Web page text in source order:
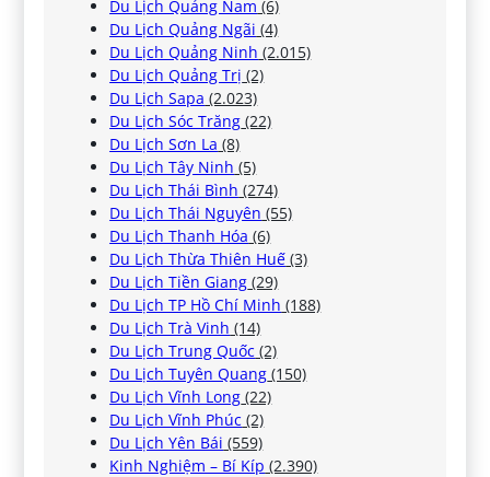
Du Lịch Quảng Nam (6)
Du Lịch Quảng Ngãi (4)
Du Lịch Quảng Ninh (2.015)
Du Lịch Quảng Trị (2)
Du Lịch Sapa (2.023)
Du Lịch Sóc Trăng (22)
Du Lịch Sơn La (8)
Du Lịch Tây Ninh (5)
Du Lịch Thái Bình (274)
Du Lịch Thái Nguyên (55)
Du Lịch Thanh Hóa (6)
Du Lịch Thừa Thiên Huế (3)
Du Lịch Tiền Giang (29)
Du Lịch TP Hồ Chí Minh (188)
Du Lịch Trà Vinh (14)
Du Lịch Trung Quốc (2)
Du Lịch Tuyên Quang (150)
Du Lịch Vĩnh Long (22)
Du Lịch Vĩnh Phúc (2)
Du Lịch Yên Bái (559)
Kinh Nghiệm – Bí Kíp (2.390)